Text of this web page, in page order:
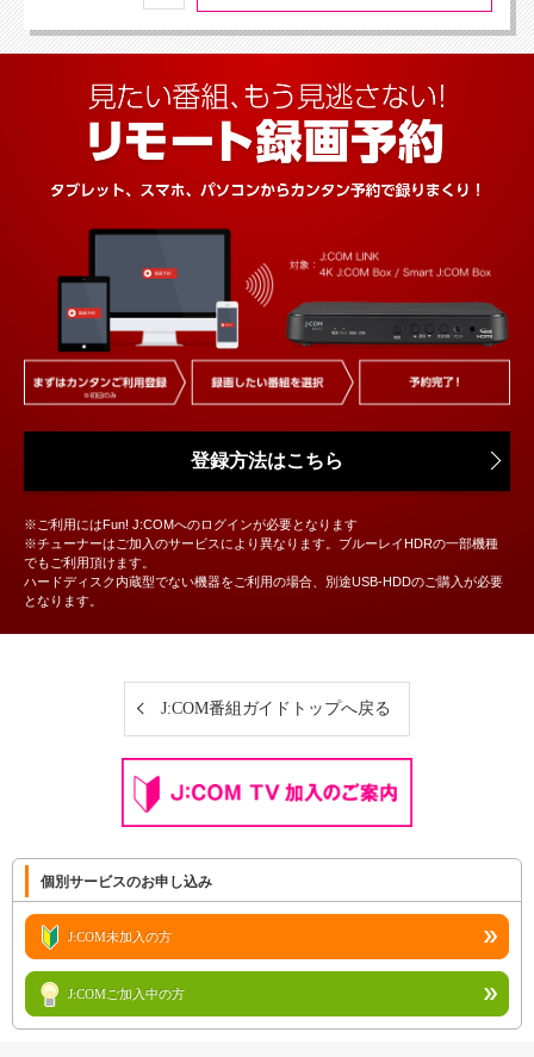
登録方法はこちら
※ご利用にはFun! J:COMへのログインが必要となります
※チューナーはご加入のサービスにより異なります。ブルーレイHDRの一部機種
でもご利用頂けます。
ハードディスク内蔵型でない機器をご利用の場合、別途USB-HDDのご購入が必要
となります。
J:COM番組ガイドトップへ戻る
個別サービスのお申し込み
J:COM未加入の方
J:COMご加入中の方